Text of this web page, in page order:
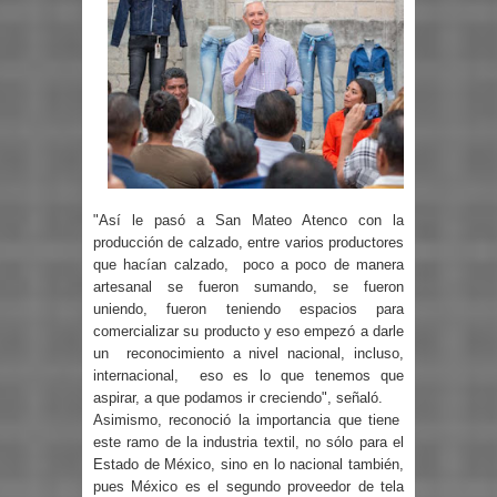
"Así le pasó a San Mateo Atenco con la
producción de calzado, entre varios productores
que hacían calzado,
poco a poco de manera
artesanal se fueron sumando, se fueron
uniendo, fueron teniendo espacios para
comercializar su producto y eso empezó a darle
un
reconocimiento a nivel nacional, incluso,
internacional,
eso es lo que tenemos que
aspirar, a que podamos ir creciendo", señaló.
Asimismo, reconoció la importancia que tiene
este ramo de la industria textil, no sólo para el
Estado de México, sino en lo nacional también,
pues México es el segundo proveedor de tela